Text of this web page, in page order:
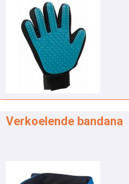
Verkoelende bandana